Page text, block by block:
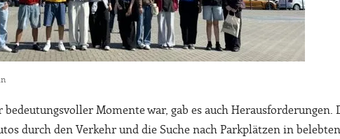
bedeutungsvoller Momente war, gab es auch Herausforderungen.
durch den Verkehr und die Suche nach Parkplätzen in